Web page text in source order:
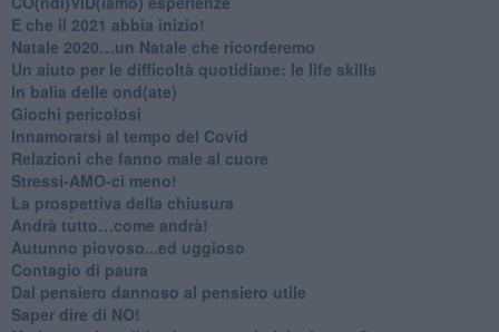
​E che il 2021 abbia inizio!
​Natale 2020…un Natale che ricorderemo
Un aiuto per le difficoltà quotidiane: le life skills
​In balia delle ond(ate)
Giochi pericolosi
Innamorarsi al tempo del Covid
​Relazioni che fanno male al cuore
​Stressi-AMO-ci meno!
​La prospettiva della chiusura
​Andrà tutto…come andrà!
Autunno piovoso...ed uggioso
​Contagio di paura
​Dal pensiero dannoso al pensiero utile
​Saper dire di NO!